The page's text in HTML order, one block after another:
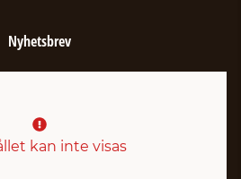
Nyhetsbrev
kan inte visas